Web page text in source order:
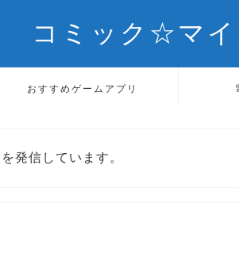
コミック☆マイ
おすすめゲームアプリ
発信しています。